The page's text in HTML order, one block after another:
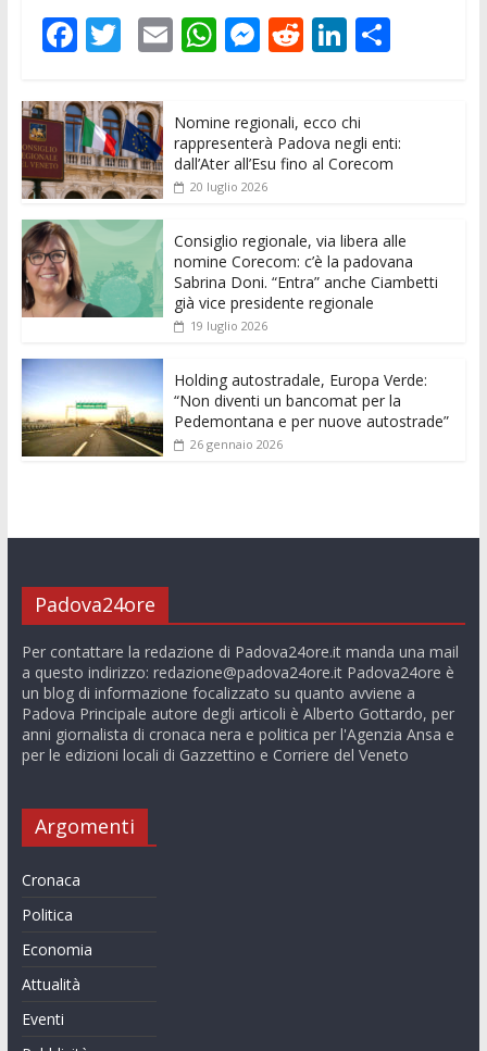
F
e
b
o
o
k
T
itt
er
E
l
W
s
A
p
p
M
ss
e
n
er
R
di
t
Li
k
e
dI
C
di
vi
Nomine regionali, ecco chi
rappresenterà Padova negli enti:
dall’Ater all’Esu fino al Corecom
20 luglio 2026
Consiglio regionale, via libera alle
nomine Corecom: c’è la padovana
Sabrina Doni. “Entra” anche Ciambetti
già vice presidente regionale
19 luglio 2026
Holding autostradale, Europa Verde:
“Non diventi un bancomat per la
Pedemontana e per nuove autostrade”
26 gennaio 2026
Padova24ore
Per contattare la redazione di Padova24ore.it manda una mail
a questo indirizzo: redazione@padova24ore.itPadova24ore è
un blog di informazione focalizzato su quanto avviene a
Padova Principale autore degli articoli è Alberto Gottardo, per
anni giornalista di cronaca nera e politica per l'Agenzia Ansa e
per le edizioni locali di Gazzettino e Corriere del Veneto
Argomenti
Cronaca
Politica
Economia
Attualità
Eventi